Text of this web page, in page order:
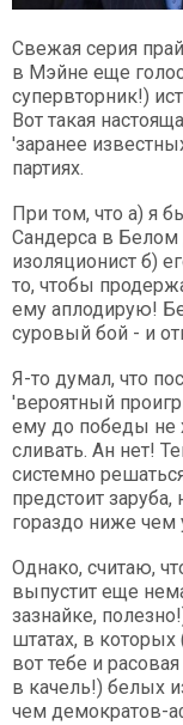
Свежая серия
в Мэйне еще
супервторник!)
Вот такая
'заранее
партиях.
При том, что а) я
Сандерса в
изоляционист б)
то, чтобы
ему аплодирую!
суровый бой - и
Я-то думал, что
'вероятный
ему до победы не
сливать. Ан нет!
системно
предстоит
гораздо ниже чем
Однако, считаю,
выпустит еще
зазнайке,
штатах, в
вот тебе и
в качель!) белых
чем демократов-